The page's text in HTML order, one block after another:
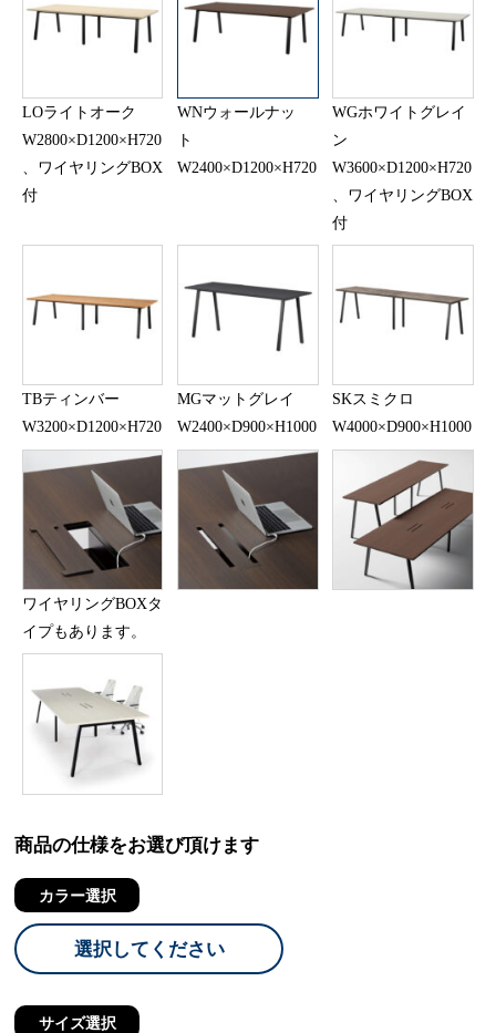
LOライトオーク
W2800×D1200×H720
、ワイヤリングBOX
付
WNウォールナッ
ト
W2400×D1200×H720
WGホワイトグレイ
ン
W3600×D1200×H720
、ワイヤリングBOX
付
TBティンバー
W3200×D1200×H720
MGマットグレイ
W2400×D900×H1000
SKスミクロ
W4000×D900×H1000
ワイヤリングBOXタ
イプもあります。
商品の仕様をお選び頂けます
カラー選択
選択してください
サイズ選択